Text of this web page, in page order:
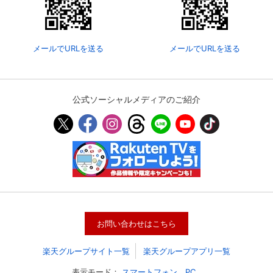
メールでURLを送る メールでURLを送る
公式ソーシャルメディアのご紹介
お問い合わせはこちら
楽天グループサイト一覧 楽天グループアプリ一覧